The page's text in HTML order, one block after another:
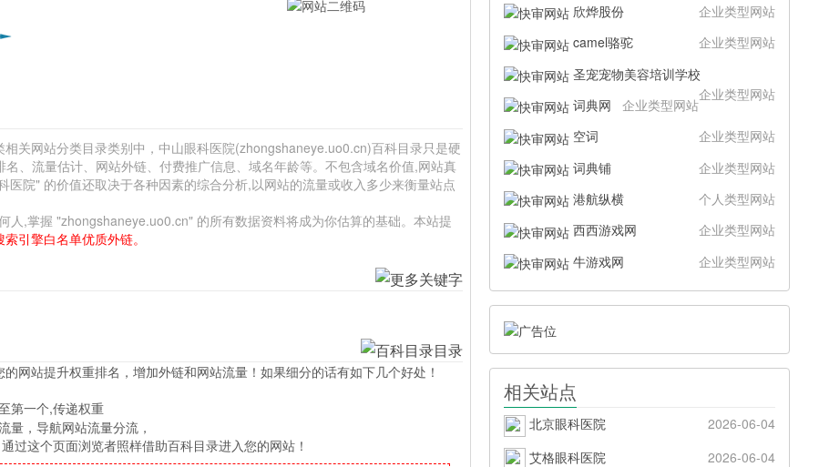
关网站分类目录类别中，中山眼科医院(zhongshaneye.uo0.cn)百科目录只是硬
、流量估计、网站外链、付费推广信息、域名年龄等。不包含域名价值,网站真
院" 的价值还取决于各种因素的综合分析,以网站的流量或收入多少来衡量站点
,掌握 "zhongshaneye.uo0.cn" 的所有数据资料将成为你估算的基础。本站提
引擎白名单优质外链。
网站提升权重排名，增加外链和网站流量！如果细分的话有如下几个好处！
第一个,传递权重
量，导航网站流量分流，
过这个页面浏览者照样借助百科目录进入您的网站！
欣烨股份
企业类型网站
camel骆驼
企业类型网站
圣宠宠物美容培训学校
企业类型网站
词典网
企业类型网站
空词
企业类型网站
词典铺
企业类型网站
港航纵横
个人类型网站
西西游戏网
企业类型网站
牛游戏网
企业类型网站
相关站点
北京眼科医院
2026-06-04
艾格眼科医院
2026-06-04